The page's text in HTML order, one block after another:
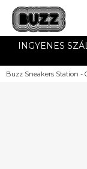
INGYENES
Buzz Sneakers Station -